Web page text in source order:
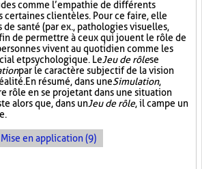
comme l’empathie de différents
certaines clientèles. Pour ce faire, elle
santé (par ex., pathologies visuelles,
de permettre à ceux qui jouent le rôle de
vivent au quotidien comme les
et psychologique. LeJeu de rôlese
par le caractère subjectif de la vision
En résumé, dans uneSimulation,
rôle en se projetant dans une situation
alors que, dans unJeu de rôle, il campe un
Mise en application (9)